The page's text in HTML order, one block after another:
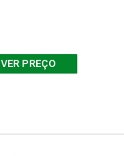
VER PREÇO